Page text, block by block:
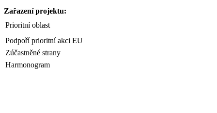
Zařazení projektu:
Prioritní oblast
Podpoří prioritní akci EU
Zúčastněné strany
Harmonogram